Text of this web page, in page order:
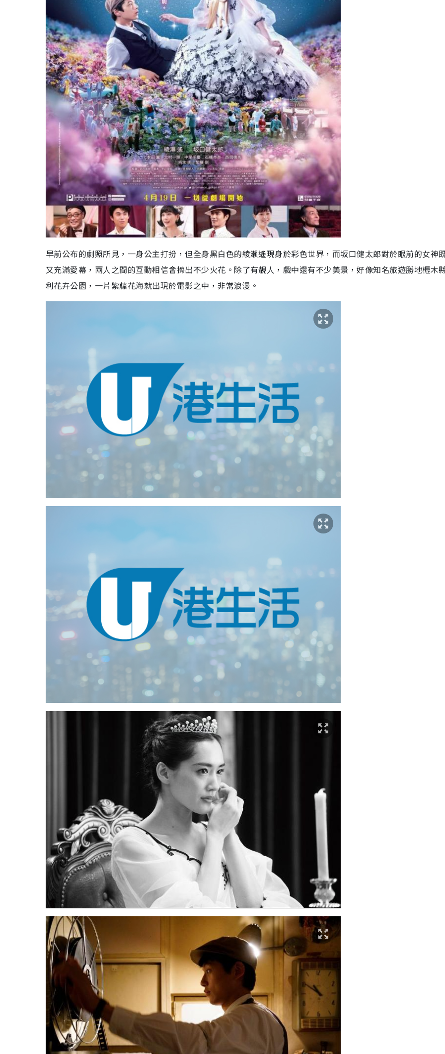
早前公布的劇照所見，一身公主打扮，但全身黑白色的綾瀨遙現身於彩色世界，而坂口健太郎對於眼前的女神
又充滿愛幕，兩人之間的互動相信會擦出不少火花。除了有靚人，戲中還有不少美景，好像知名旅遊勝地櫪木
利花卉公園，一片紫藤花海就出現於電影之中，非常浪漫。